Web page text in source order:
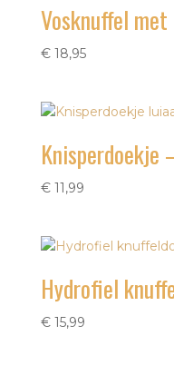
Vosknuffel
€18,95
Knisperdoekje
€11,99
Hydrofiel
€15,99